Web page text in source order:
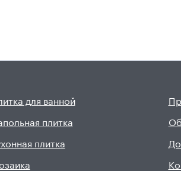
для ванной
плитка
плитка